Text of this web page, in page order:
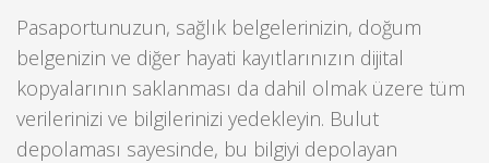
Pasaportunuzun, sağlık belgelerinizin, doğum
belgenizin ve diğer hayati kayıtlarınızın dijital
kopyalarının saklanması da dahil olmak üzere tüm
verilerinizi ve bilgilerinizi yedekleyin. Bulut
depolaması sayesinde, bu bilgiyi depolayan